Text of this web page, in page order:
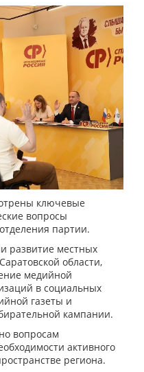
ключевые
вопросы
партии.
развитие местных
области,
медийной
в социальных
газеты и
кампании.
вопросам
активного
региона.